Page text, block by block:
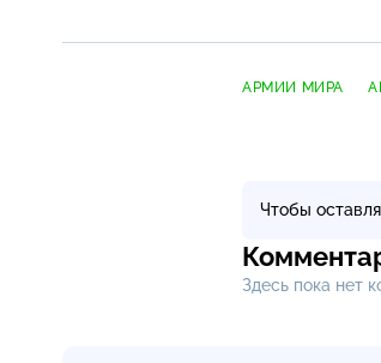
АРМИИ МИРА
Чтобы
Здесь пока нет